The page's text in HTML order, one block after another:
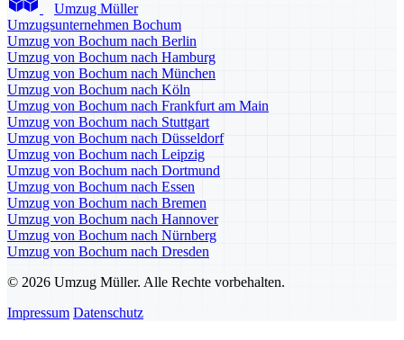
Umzug Müller
Umzugsunternehmen Bochum
Umzug von Bochum nach Berlin
Umzug von Bochum nach Hamburg
Umzug von Bochum nach München
Umzug von Bochum nach Köln
Umzug von Bochum nach Frankfurt am Main
Umzug von Bochum nach Stuttgart
Umzug von Bochum nach Düsseldorf
Umzug von Bochum nach Leipzig
Umzug von Bochum nach Dortmund
Umzug von Bochum nach Essen
Umzug von Bochum nach Bremen
Umzug von Bochum nach Hannover
Umzug von Bochum nach Nürnberg
Umzug von Bochum nach Dresden
© 2026 Umzug Müller. Alle Rechte vorbehalten.
Impressum Datenschutz